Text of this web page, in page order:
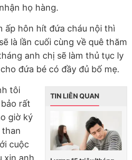
họ hàng.
ấp hôn hít đứa cháu nội thì
là lần cuối cùng về quê thăm
anh chị sẽ làm thủ tục ly
đứa bé có đầy đủ bố mẹ.
TIN LIÊN QUAN
tôi
rất
giờ ký
than
cuộc
xin anh